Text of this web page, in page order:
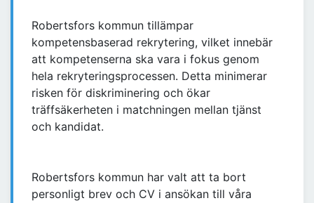
Robertsfors kommun tillämpar
kompetensbaserad rekrytering, vilket innebär
att kompetenserna ska vara i fokus genom
hela rekryteringsprocessen. Detta minimerar
risken för diskriminering och ökar
träffsäkerheten i matchningen mellan tjänst
och kandidat.
Robertsfors kommun har valt att ta bort
personligt brev och CV i ansökan till våra